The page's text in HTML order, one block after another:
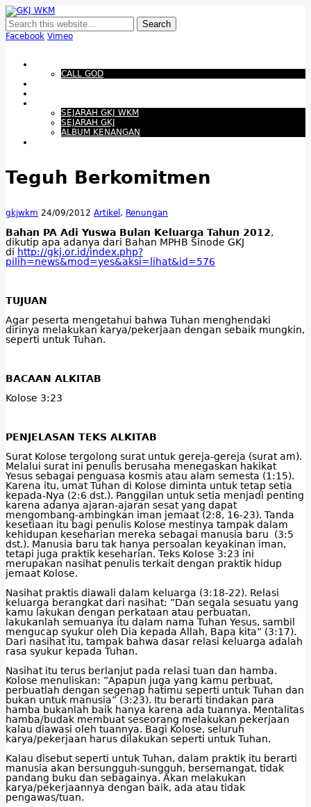
Membangun Gereja Kokoh melalui Pelayanan Holistik, Teknologi, dan
Budaya Apresiatif
Facebook Vimeo
CALL GOD
SEJARAH GKJ WKM
SEJARAH GKJ
ALBUM KENANGAN
Teguh Berkomitmen
gkjwkm 24/09/2012 Artikel , Renungan
Bahan PA Adi Yuswa Bulan Keluarga Tahun 2012,
dikutip apa adanya dari Bahan MPHB Sinode GKJ
di http://gkj.or.id/index.php?
pilih=news&mod=yes&aksi=lihat&id=576
TUJUAN
Agar peserta mengetahui bahwa Tuhan menghendaki
dirinya melakukan karya/pekerjaan dengan sebaik mungkin,
seperti untuk Tuhan.
BACAAN ALKITAB
Kolose 3:23
PENJELASAN TEKS ALKITAB
Surat Kolose tergolong surat untuk gereja-gereja (surat am).
Melalui surat ini penulis berusaha menegaskan hakikat
Yesus sebagai penguasa kosmis atau alam semesta (1:15).
Karena itu, umat Tuhan di Kolose diminta untuk tetap setia
kepada-Nya (2:6 dst.). Panggilan untuk setia menjadi penting
karena adanya ajaran-ajaran sesat yang dapat
mengombang-ambingkan iman jemaat (2:8, 16-23). Tanda
kesetiaan itu bagi penulis Kolose mestinya tampak dalam
kehidupan keseharian mereka sebagai manusia baru (3:5
dst.). Manusia baru tak hanya persoalan keyakinan iman,
tetapi juga praktik keseharian. Teks Kolose 3:23 ini
merupakan nasihat penulis terkait dengan praktik hidup
jemaat Kolose.
Nasihat praktis diawali dalam keluarga (3:18-22). Relasi
keluarga berangkat dari nasihat: ”Dan segala sesuatu yang
kamu lakukan dengan perkataan atau perbuatan,
lakukanlah semuanya itu dalam nama Tuhan Yesus, sambil
mengucap syukur oleh Dia kepada Allah, Bapa kita” (3:17).
Dari nasihat itu, tampak bahwa dasar relasi keluarga adalah
rasa syukur kepada Tuhan.
Nasihat itu terus berlanjut pada relasi tuan dan hamba.
Kolose menuliskan: ”Apapun juga yang kamu perbuat,
perbuatlah dengan segenap hatimu seperti untuk Tuhan dan
bukan untuk manusia” (3:23). Itu berarti tindakan para
hamba bukanlah baik hanya karena ada tuannya. Mentalitas
hamba/budak membuat seseorang melakukan pekerjaan
kalau diawasi oleh tuannya. Bagi Kolose, seluruh
karya/pekerjaan harus dilakukan seperti untuk Tuhan.
Kalau disebut seperti untuk Tuhan, dalam praktik itu berarti
manusia akan bersungguh-sungguh, bersemangat, tidak
pandang buku dan sebagainya. Akan melakukan
karya/pekerjaannya dengan baik, ada atau tidak
pengawas/tuan.